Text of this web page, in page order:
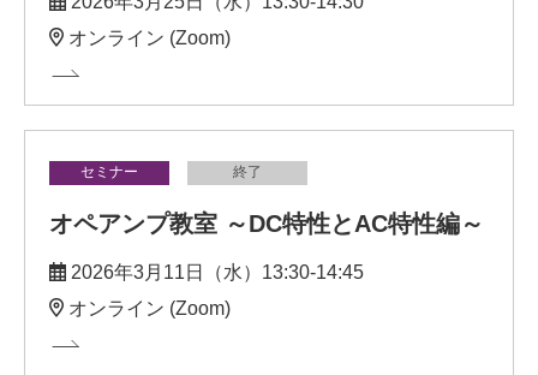
オンライン (Zoom)
セミナー 終了
オペアンプ教室 ～DC特性とAC特性編～
2026年3月11日（水）13:30-14:45
オンライン (Zoom)